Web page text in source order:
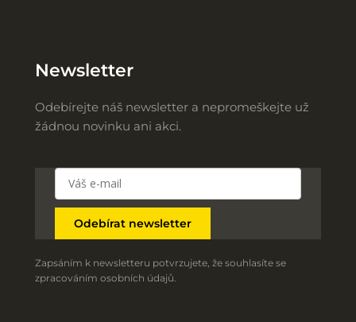
Newsletter
Odebírejte náš newsletter a nepromeškejte už
žádnou novinku ani akci.
Odebírat newsletter
zpracováním osobních údajů